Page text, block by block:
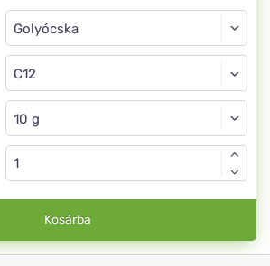
Gyógyszerforma
Golyócska
C12
Golyócska
Kosárba